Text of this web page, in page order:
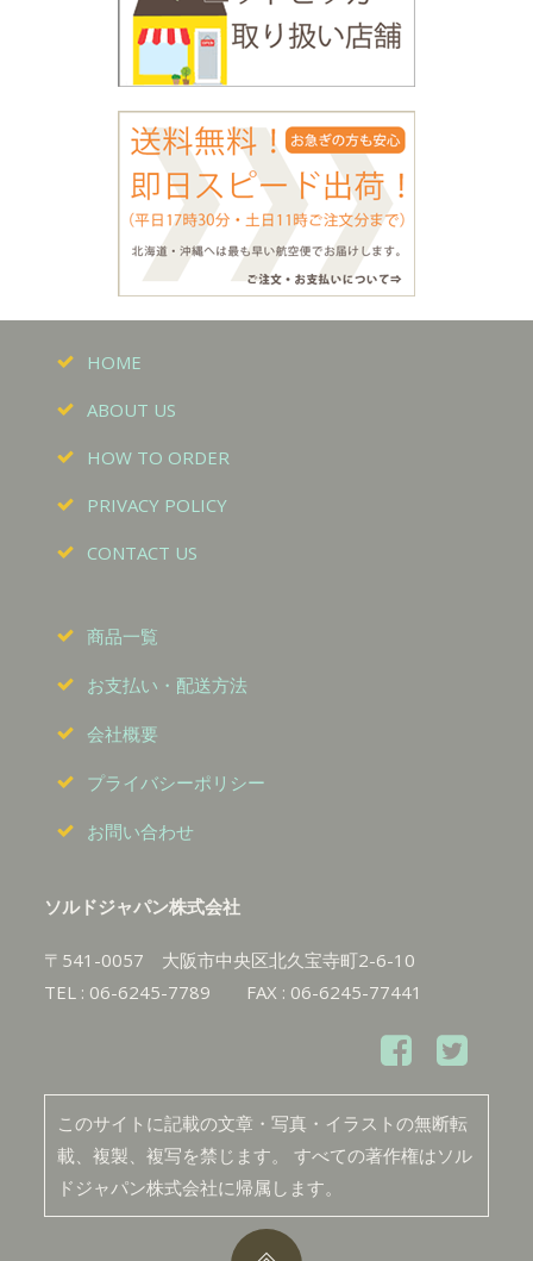
HOME
ABOUT US
HOW TO ORDER
PRIVACY POLICY
CONTACT US
商品一覧
お支払い・配送方法
会社概要
プライバシーポリシー
お問い合わせ
ソルドジャパン株式会社
〒541-0057 大阪市中央区北久宝寺町2-6-10
TEL : 06-6245-7789 FAX : 06-6245-77441
このサイトに記載の文章・写真・イラストの無断転
載、複製、複写を禁じます。 すべての著作権はソル
ドジャパン株式会社に帰属します。